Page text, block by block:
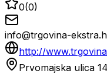
0(0)
info@trgovina-
http://
Prvomajska ulica